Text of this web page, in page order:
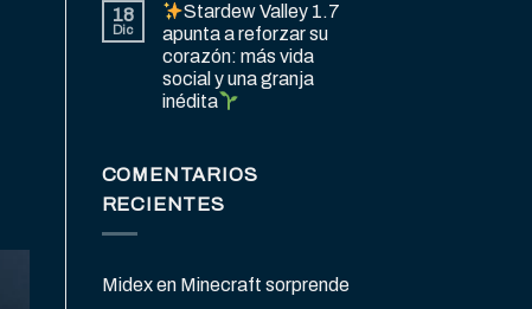
18
Dic
Stardew Valley 1.7
apunta a reforzar su
corazón: más vida
social y una granja
inédita
COMENTARIOS
RECIENTES
Midexen Minecraft sorprende